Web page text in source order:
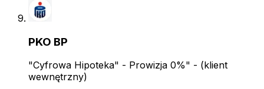
PKO BP
"Cyfrowa Hipoteka" - Prowizja 0%" - (klient
wewnętrzny)